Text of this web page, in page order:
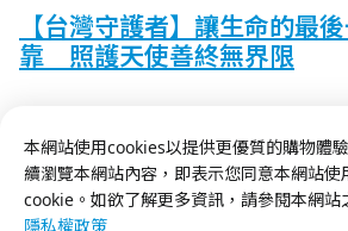
【台灣守護者】讓生命的最
靠 照護天使善終無界限
更多精彩內容，請追蹤【慈月基金會
【慈月基金會YouTube】
本網站使用cookies以提供更優質的購物體
續瀏覽本網站內容，即表示您同意本網站使
cookie。如欲了解更多資訊，請參閱本網站
隱私權政策